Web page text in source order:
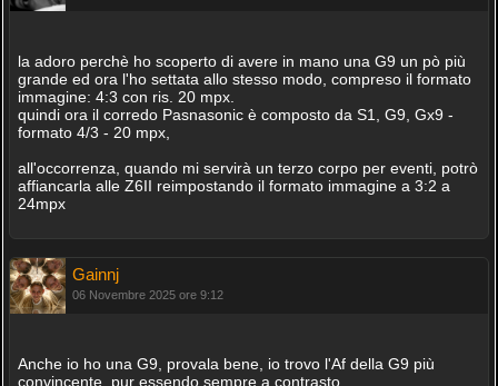
la adoro perchè ho scoperto di avere in mano una G9 un pò più
grande ed ora l'ho settata allo stesso modo, compreso il formato
immagine: 4:3 con ris. 20 mpx.
quindi ora il corredo Pasnasonic è composto da S1, G9, Gx9 -
formato 4/3 - 20 mpx,
all'occorrenza, quando mi servirà un terzo corpo per eventi, potrò
affiancarla alle Z6II reimpostando il formato immagine a 3:2 a
24mpx
Gainnj
06 Novembre 2025 ore 9:12
Anche io ho una G9, provala bene, io trovo l'Af della G9 più
convincente, pur essendo sempre a contrasto.